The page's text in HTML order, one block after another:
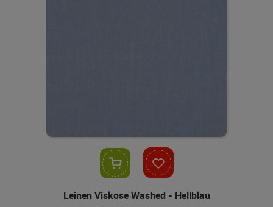
Leinen Viskose Washed - Hellblau